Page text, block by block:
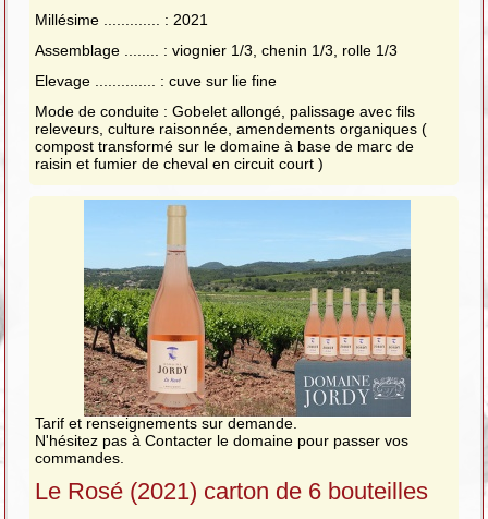
Millésime ............. : 2021
Assemblage ........ : viognier 1/3, chenin 1/3, rolle 1/3
Elevage .............. : cuve sur lie fine
Mode de conduite : Gobelet allongé, palissage avec fils
releveurs, culture raisonnée, amendements organiques (
compost transformé sur le domaine à base de marc de
raisin et fumier de cheval en circuit court )
Tarif et renseignements sur demande.
N'hésitez pas à Contacter le domaine pour passer vos
commandes.
Le Rosé (2021) carton de 6 bouteilles